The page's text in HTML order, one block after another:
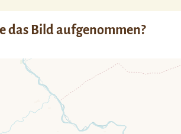
das Bild aufgenommen?